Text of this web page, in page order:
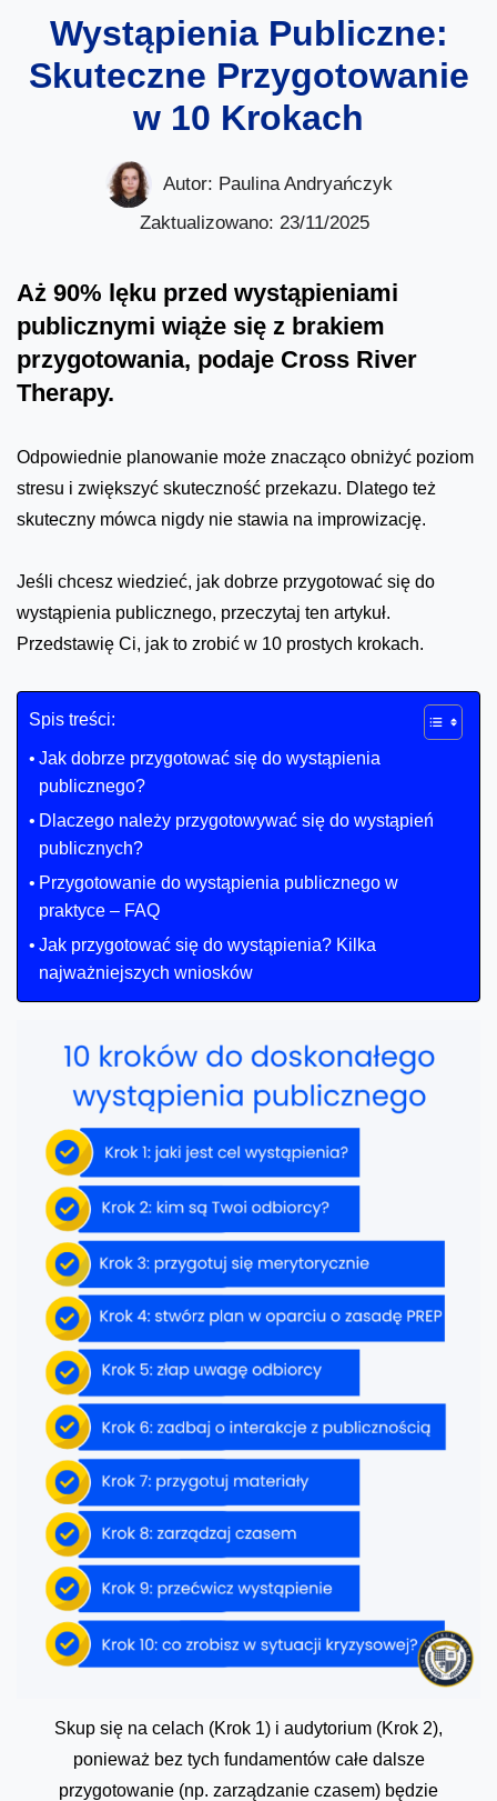
Wystąpienia Publiczne:
Skuteczne Przygotowanie
w 10 Krokach
Autor: Paulina Andryańczyk
Zaktualizowano: 23/11/2025
Aż 90% lęku przed wystąpieniami
publicznymi wiąże się z brakiem
przygotowania, podaje Cross River
Therapy.
Odpowiednie planowanie może znacząco obniżyć poziom
stresu i zwiększyć skuteczność przekazu. Dlatego też
skuteczny mówca nigdy nie stawia na improwizację.
Jeśli chcesz wiedzieć, jak dobrze przygotować się do
wystąpienia publicznego, przeczytaj ten artykuł.
Przedstawię Ci, jak to zrobić w 10 prostych krokach.
Spis treści:
Jak dobrze przygotować się do wystąpienia
publicznego?
Dlaczego należy przygotowywać się do wystąpień
publicznych?
Przygotowanie do wystąpienia publicznego w
praktyce – FAQ
Jak przygotować się do wystąpienia? Kilka
najważniejszych wniosków
Skup się na celach (Krok 1) i audytorium (Krok 2),
ponieważ bez tych fundamentów całe dalsze
przygotowanie (np. zarządzanie czasem) będzie